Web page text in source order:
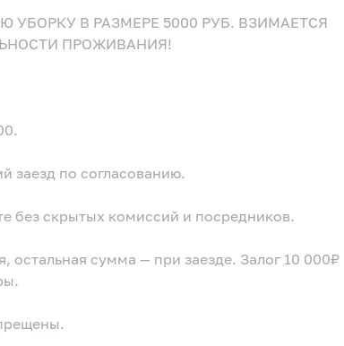
УБОРКУ В РАЗМЕРЕ 5000 РУБ. ВЗИМАЕТСЯ
ПРОЖИВАНИЯ!
заезд по согласованию.
без скрытых комиссий и посредников.
сумма — при заезде. Залог 10 000₽